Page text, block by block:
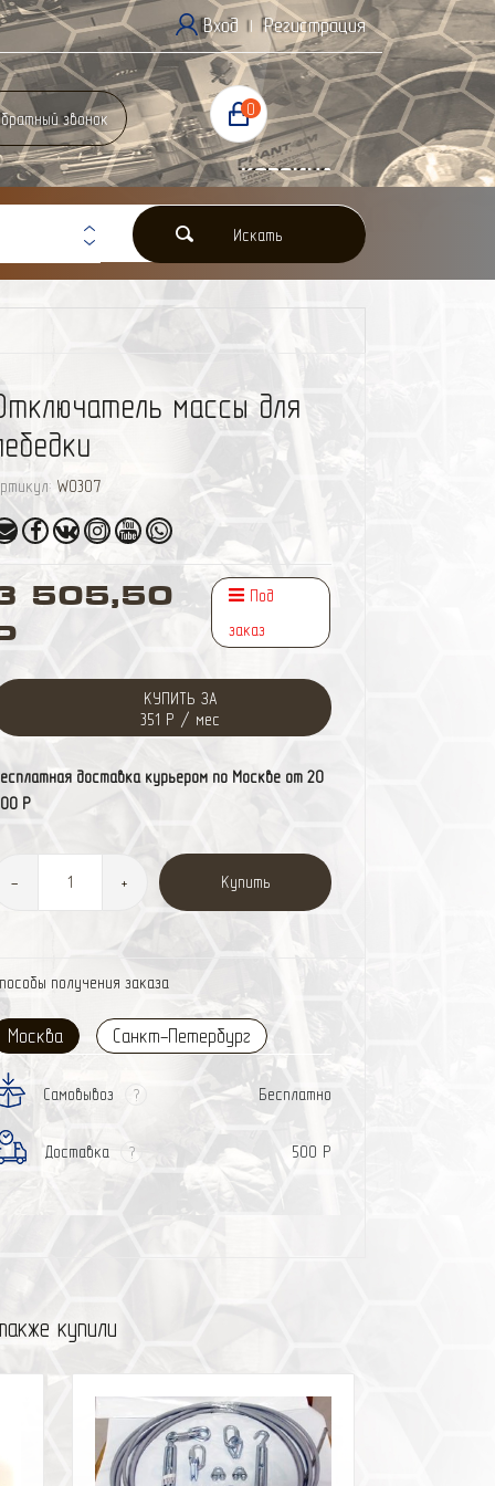
Вход | Регистрация
звонок
0
Корзина
0 Р
Искать
массы для
W0307
505,50
Под
заказ
КУПИТЬ ЗА
351 Р / мес
доставка курьером по Москве от 20
Р
- + Купить
получения заказа
Москва Санкт-Петербург
Самовывоз ? Бесплатно
Доставка ? 500 Р
купили